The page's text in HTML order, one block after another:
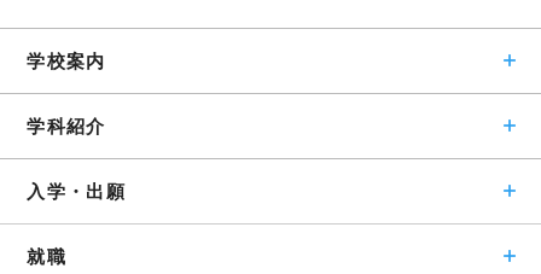
学校案内
学科紹介
入学・出願
就職